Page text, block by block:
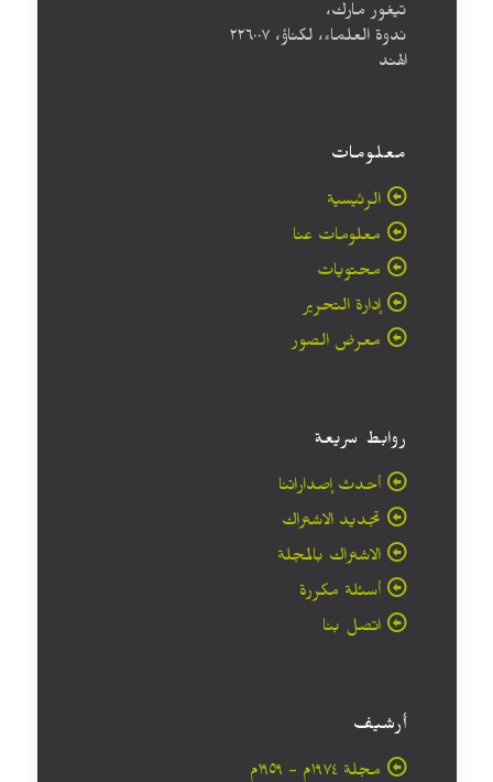
تيغور مارك،
ندوة العلماء، لكناؤ، ۲۲٦۰۰۷
الهند
معلومات
الرئيسية
معلومات عنا
محتويات
إدارة التحرير
معرض الصور
روابط سريعة
أحدث إصداراتنا
تجديد الاشتراك
الاشتراك بالمجلة
أسئلة مكررة
اتصل بنا
أرشيف
مجلة ۱۹۷٤م - ١٩٥٩م